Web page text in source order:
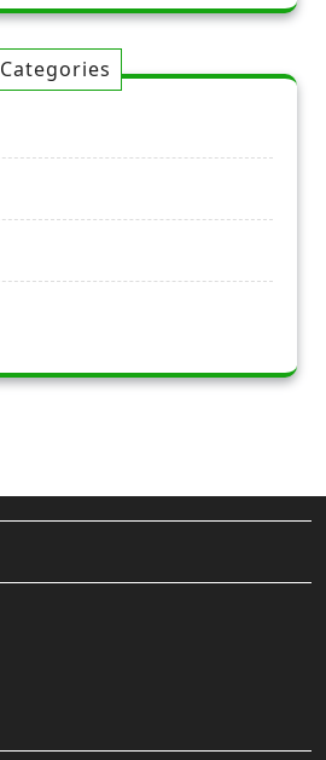
Categories